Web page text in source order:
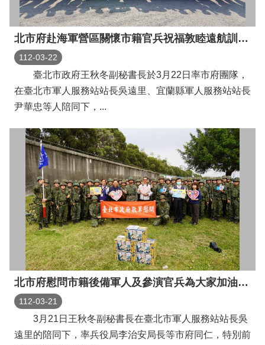
北市府赴海軍營區關懷市籍官兵祝福敦睦遠航訓練任務圓滿成功
112-03-22
臺北市政府王秋冬副秘書長於3月22日率市府團隊，
在臺北市軍人服務站站長吳遠里、宜蘭縣軍人服務站站長
尹華忠等人陪同下，...
北市府慰問市籍後備軍人及參演官兵為大家加油打氣並感謝守護家園辛勞
112-03-21
3月21日王秋冬副秘書長在臺北市軍人服務站站長吳
遠里的陪同下，率兵役局李治安局長等市府同仁，特別前